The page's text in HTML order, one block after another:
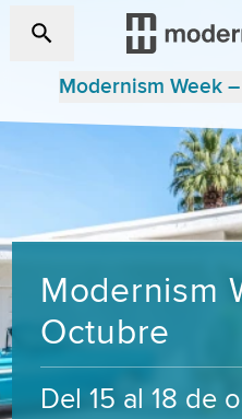
Modernism Week
Modernism
Octubre
Del 15 al 18 de